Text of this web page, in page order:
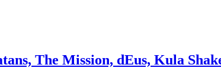
The Mission, dEus, Kula